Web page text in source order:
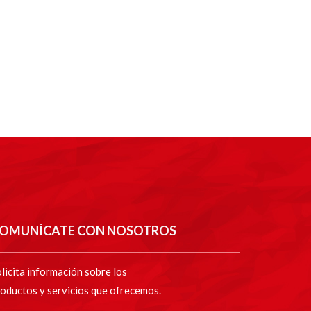
CON NOSOTROS
información sobre los
y servicios que ofrecemos.